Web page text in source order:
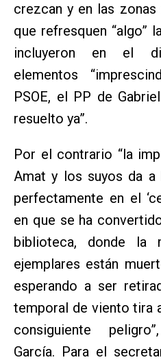
crezcan y en las
que refresquen “algo”
incluyeron en el
elementos
PSOE, el PP de
resuelto ya”.
Por el contrario “la
Amat y los suyos da
perfectamente en el
en que se ha
biblioteca, donde la
ejemplares están
esperando a ser
temporal de viento tira
consiguiente
García. Para el